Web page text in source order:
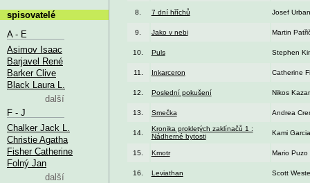
8. 7 dní hříchů Josef Urban
9. Jako v nebi Martin
10. Puls Stephen
11. Inkarceron Catherine
12. Poslední pokušení Nikos
13. Smečka Andrea
14.
Kronika prokletých zaklínačů 1 :
Nádherné bytosti
Kami
15. Kmotr Mario Puzo
16. Leviathan Scott
spisovatelé
A - E
Asimov Isaac
Barjavel René
Barker Clive
Black Laura L.
další
F - J
Chalker Jack L.
Christie Agatha
Fisher Catherine
Folný Jan
další